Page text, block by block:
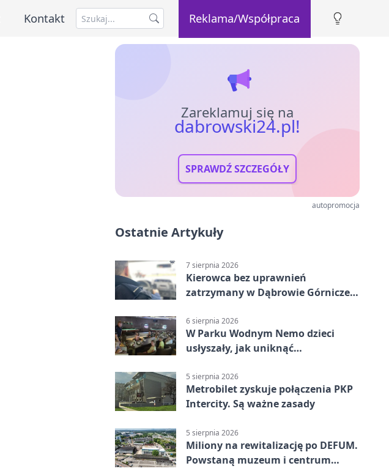
Kontakt Reklama/Współpraca
Zareklamuj się na
dabrowski24.pl!
SPRAWDŹ SZCZEGÓŁY
autopromocja
Ostatnie Artykuły
7 sierpnia 2026
Kierowca bez uprawnień
zatrzymany w Dąbrowie Górniczej.
6 sierpnia 2026
W Parku Wodnym Nemo dzieci
usłyszały, jak uniknąć
5 sierpnia 2026
Metrobilet zyskuje połączenia PKP
Intercity. Są ważne zasady
5 sierpnia 2026
Miliony na rewitalizację po DEFUM.
Powstaną muzeum i centrum